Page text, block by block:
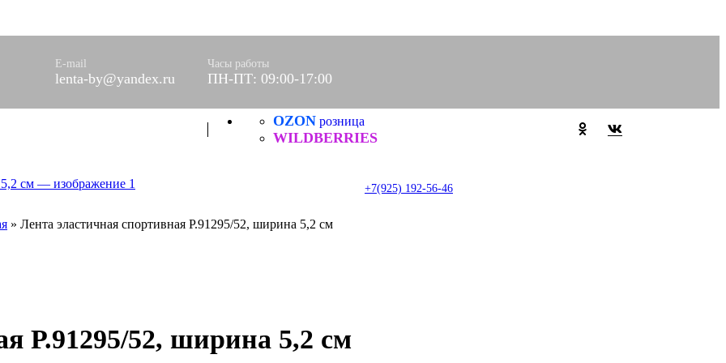
E-mail
lenta-by@yandex.ru
Часы работы
ПН-ПТ: 09:00-17:00
+7(925) 192-56-46
OZON розница
WILDBERRIES
» Лента эластичная спортивная Р.91295/52, ширина 5,2 см
Р.91295/52, ширина 5,2 см